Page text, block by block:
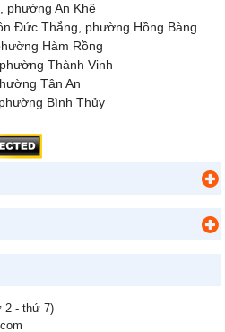
phường An Khê
Đức Thắng, phường Hồng Bàng
Hàm Rồng
Thành Vinh
Tân An
Bình Thủy
2 - thứ 7)